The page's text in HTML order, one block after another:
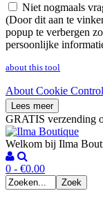
Niet nogmaals
(Door dit aan te
popup te verbergen
persoonlijke
about this tool
About Cookie Control
Lees meer
GRATIS verzending
Welkom bij Ilma
0 - €0.00